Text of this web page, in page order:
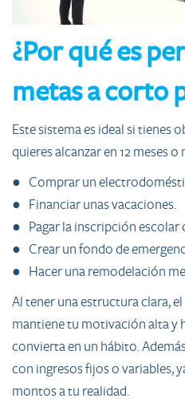
¿Por qué es
metas a corto
Este sistema es ideal si tienes
quieres alcanzar en 12 meses
● Comprar un
● Financiar unas vacaciones.
● Pagar la inscripción escolar
● Crear un fondo de
● Hacer una remodelación
Al tener una estructura clara,
mantiene tu motivación alta y
convierta en un hábito.
con ingresos fijos o variables,
montos a tu realidad.